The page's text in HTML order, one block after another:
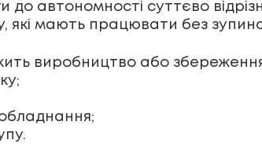
до автономності суттєво
які мають працювати без
виробництво або збереження